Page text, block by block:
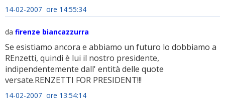
14-02-2007 ore 14:55:34
da firenze biancazzurra
Se esistiamo ancora e abbiamo un futuro lo dobbiamo a
REnzetti, quindi è lui il nostro presidente,
indipendentemente dall' entità delle quote
versate.RENZETTI FOR PRESIDENT!!!
14-02-2007 ore 13:54:14